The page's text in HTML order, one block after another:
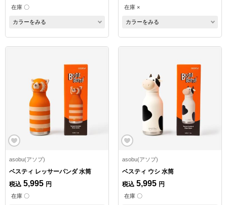
在庫 〇
カラーをみる
在庫 ×
カラーをみる
asobu(アソブ)
ベスティ レッサーパンダ 水筒
税込 5,995 円
在庫 〇
asobu(アソブ)
ベスティ ウシ 水筒
税込 5,995 円
在庫 〇